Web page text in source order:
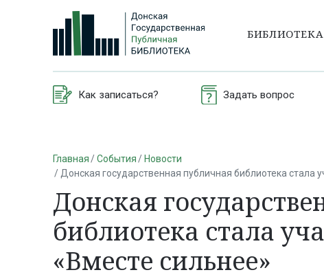
БИБЛИОТЕКА
Как записаться? Задать вопрос
Главная События
Новости
Донская государственная публичная библиотека стала
Донская
библиотека стала
«Вместе сильнее»